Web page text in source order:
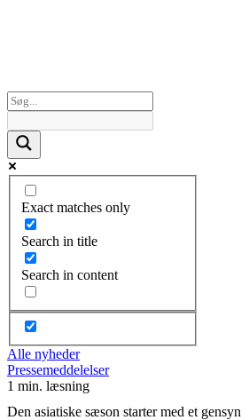
Exact matches only
Search in title
Search in content
Alle nyheder
Pressemeddelelser
1 min. læsning
Den asiatiske sæson starter med et gensyn